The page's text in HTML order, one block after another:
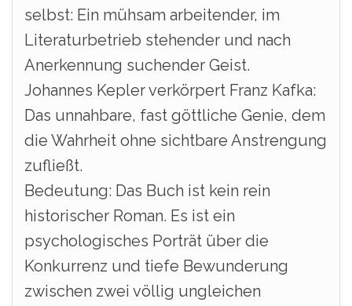
selbst: Ein mühsam arbeitender, im
Literaturbetrieb stehender und nach
Anerkennung suchender Geist.
Johannes Kepler verkörpert Franz Kafka:
Das unnahbare, fast göttliche Genie, dem
die Wahrheit ohne sichtbare Anstrengung
zufließt.
Bedeutung: Das Buch ist kein rein
historischer Roman. Es ist ein
psychologisches Porträt über die
Konkurrenz und tiefe Bewunderung
zwischen zwei völlig ungleichen